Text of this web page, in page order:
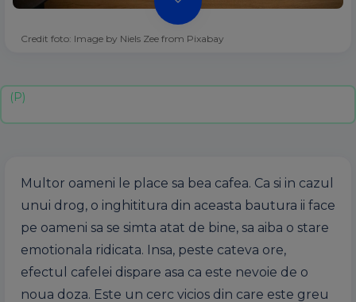
Credit foto: Image by Niels Zee from Pixabay
Multor oameni le place sa bea cafea. Ca si in cazul
unui drog, o inghititura din aceasta bautura ii face
pe oameni sa se simta atat de bine, sa aiba o stare
emotionala ridicata. Insa, peste cateva ore,
efectul cafelei dispare asa ca este nevoie de o
noua doza. Este un cerc vicios din care este greu